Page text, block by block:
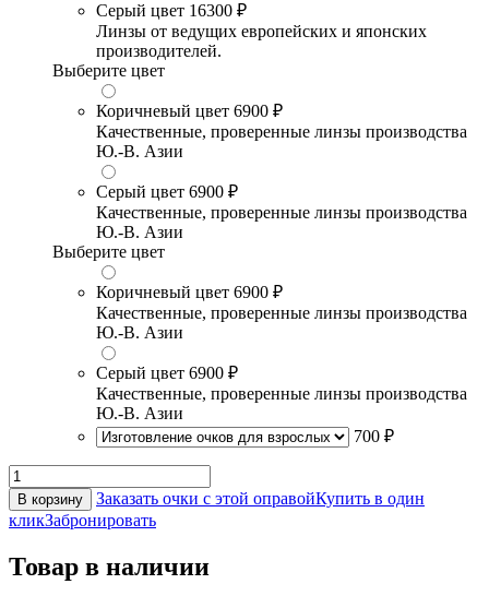
Серый цвет 16300 ₽
Линзы от ведущих европейских и японских
производителей.
Выберите цвет
Коричневый цвет 6900 ₽
Качественные, проверенные линзы производства
Ю.-В. Азии
Серый цвет 6900 ₽
Качественные, проверенные линзы производства
Ю.-В. Азии
Выберите цвет
Коричневый цвет 6900 ₽
Качественные, проверенные линзы производства
Ю.-В. Азии
Серый цвет 6900 ₽
Качественные, проверенные линзы производства
Ю.-В. Азии
700 ₽
В корзину Заказать очки с этой оправойКупить в один
кликЗабронировать
Товар в наличии